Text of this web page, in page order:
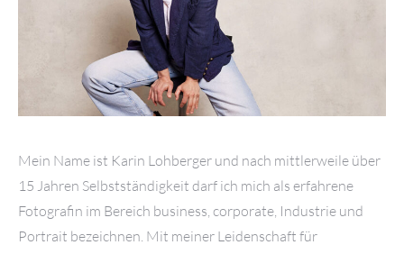
Mein Name ist Karin Lohberger und nach mittlerweile über
15 Jahren Selbstständigkeit darf ich mich als erfahrene
Fotografin im Bereich business, corporate, Industrie und
Portrait bezeichnen. Mit meiner Leidenschaft für